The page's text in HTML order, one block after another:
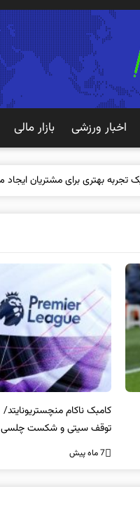
اخبار ورزشی بازار مالی
کامبک ناکام منچستریونایتد/
توقف سیتی و شکست چلسی
7 ماه پیش